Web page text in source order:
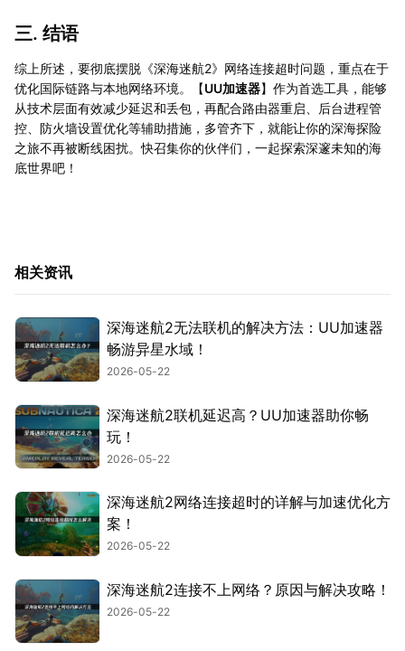
三. 结语
综上所述，要彻底摆脱《深海迷航2》网络连接超时问题，重点在于
优化国际链路与本地网络环境。【UU加速器】作为首选工具，能够
从技术层面有效减少延迟和丢包，再配合路由器重启、后台进程管
控、防火墙设置优化等辅助措施，多管齐下，就能让你的深海探险
之旅不再被断线困扰。快召集你的伙伴们，一起探索深邃未知的海
底世界吧！
相关资讯
深海迷航2无法联机的解决方法：UU加速器
畅游异星水域！
2026-05-22
深海迷航2联机延迟高？UU加速器助你畅
玩！
2026-05-22
深海迷航2网络连接超时的详解与加速优化方
案！
2026-05-22
深海迷航2连接不上网络？原因与解决攻略！
2026-05-22